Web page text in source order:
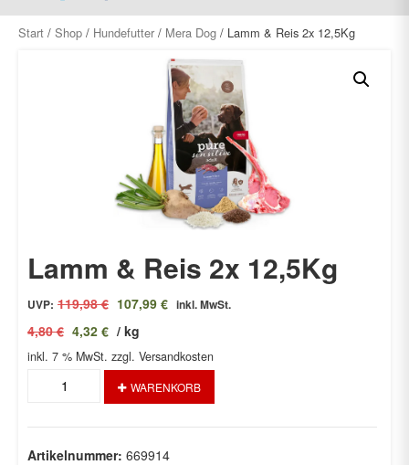
Start / Shop / Hundefutter / Mera Dog / Lamm & Reis 2x 12,5Kg
Lamm & Reis 2x 12,5Kg
UVP: 119,98€ Ursprünglicher
war:
119,98 €
107,99 € Aktueller
107,99 €.
inkl. MwSt.
4,80€ 4,32 € / kg
inkl. 7 % MwSt. zzgl. Versandkosten
2x
12,5Kg
WARENKORB
Artikelnummer: 669914